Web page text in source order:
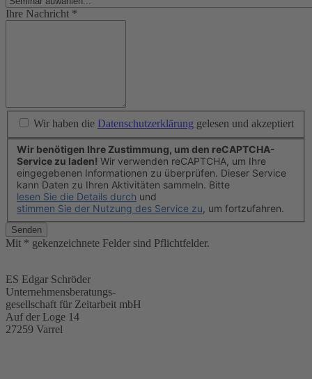
Ihre Nachricht *
Wir haben die Datenschutzerklärung gelesen und akzeptiert
Wir benötigen Ihre Zustimmung, um den reCAPTCHA-
Service zu laden! Wir verwenden reCAPTCHA, um Ihre
eingegebenen Informationen zu überprüfen. Dieser Service
kann Daten zu Ihren Aktivitäten sammeln. Bitte
lesen Sie die Details durch und
stimmen Sie der Nutzung des Service zu, um fortzufahren.
Senden
Mit * gekenzeichnete Felder sind Pflichtfelder.
ES Edgar Schröder
Unternehmensberatungs-
gesellschaft für Zeitarbeit mbH
Auf der Loge 14
27259 Varrel